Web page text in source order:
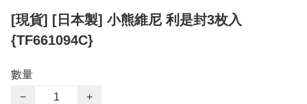
[現貨] [日本製] 小熊維尼 利是封3枚入
{TF661094C}
數量
−
+